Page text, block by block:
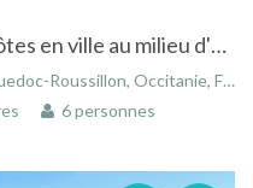
A Montpellier, chambres d'hôtes en ville au milieu d'un parc arboré et calme.
Roussillon, Occitanie, France
6 personnes